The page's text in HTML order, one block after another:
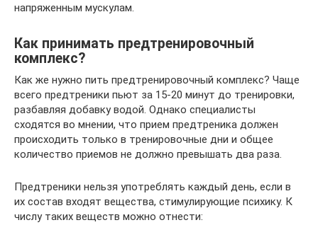
напряженным мускулам.
Как принимать предтренировочный
комплекс?
Как же нужно пить предтренировочный комплекс? Чаще
всего предтреники пьют за 15-20 минут до тренировки,
разбавляя добавку водой. Однако специалисты
сходятся во мнении, что прием предтреника должен
происходить только в тренировочные дни и общее
количество приемов не должно превышать два раза.
Предтреники нельзя употреблять каждый день, если в
их состав входят вещества, стимулирующие психику. К
числу таких веществ можно отнести: